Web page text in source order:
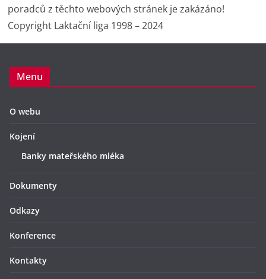
poradců z těchto webových stránek je zakázáno!
Copyright Laktační liga 1998 – 2024
Menu
O webu
Kojení
Banky mateřského mléka
Dokumenty
Odkazy
Konference
Kontakty